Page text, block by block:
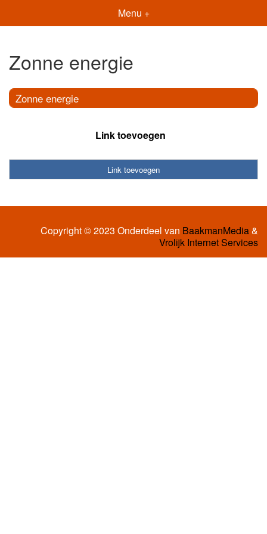
Menu +
Zonne energie
Zonne energie
Link toevoegen
Link toevoegen
Copyright © 2023 Onderdeel van BaakmanMedia&
Vrolijk Internet Services